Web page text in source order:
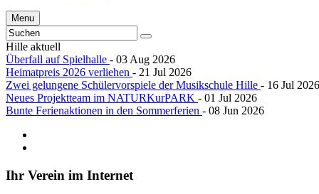
Menu
Hille aktuell
Überfall auf Spielhalle - 03 Aug 2026
Heimatpreis 2026 verliehen - 21 Jul 2026
Zwei gelungene Schülervorspiele der Musikschule Hille - 16 Jul 2026
Neues Projektteam im NATURKurPARK - 01 Jul 2026
Bunte Ferienaktionen in den Sommerferien - 08 Jun 2026
Ihr Verein im Internet